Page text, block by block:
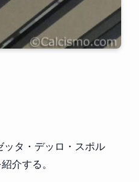
タ・デッロ・スポル
介する。